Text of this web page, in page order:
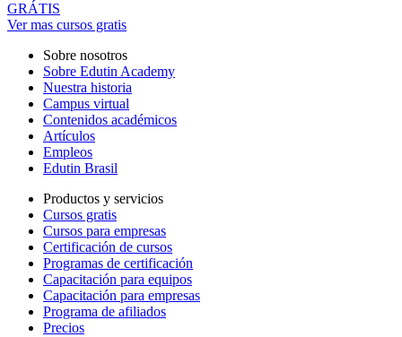
GRÁTIS
Ver mas cursos gratis
Sobre nosotros
Sobre Edutin Academy
Nuestra historia
Campus virtual
Contenidos académicos
Artículos
Empleos
Edutin Brasil
Productos y servicios
Cursos gratis
Cursos para empresas
Certificación de cursos
Programas de certificación
Capacitación para equipos
Capacitación para empresas
Programa de afiliados
Precios